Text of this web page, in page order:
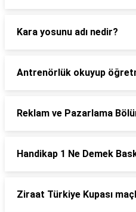
Kara yosunu adı nedir?
Antrenörlük okuyup
Reklam ve Pazarlama
Handikap 1 Ne Demek
Ziraat Türkiye Kupası